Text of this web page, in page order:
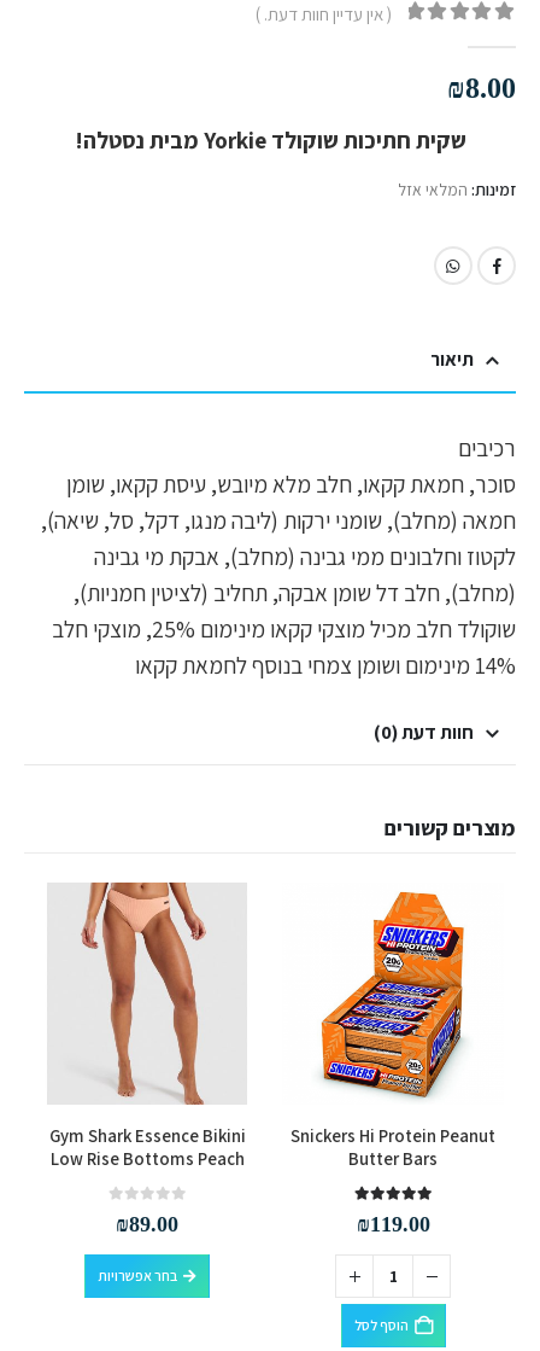
( אין עדיין חוות דעת. )
₪8.00
שקית חתיכות שוקולד Yorkie מבית נסטלה!
זמינות: המלאי אזל
תיאור
רכיבים
סוכר, חמאת קקאו, חלב מלא מיובש, עיסת קקאו, שומן
חמאה (מחלב), שומני ירקות (ליבה מנגו, דקל, סל, שיאה),
לקטוז וחלבונים ממי גבינה (מחלב), אבקת מי גבינה
(מחלב), חלב דל שומן אבקה, תחליב (לציטין חמניות),
שוקולד חלב מכיל מוצקי קקאו מינימום 25%, מוצקי חלב
14% מינימום ושומן צמחי בנוסף לחמאת קקאו
חוות דעת (0)
מוצרים קשורים
Snickers Hi Protein Peanut
Butter Bars
₪119.00
הוסף לסל
למוצר זה יש מספר סוגים. ניתן לבחור את האפשרויות בעמוד המוצר
Gym Shark Essence Bikini
Low Rise Bottoms Peach
₪89.00
בחר אפשרויות
למוצר זה יש מספר סוגים. ניתן לבחור את האפשרויות בעמוד המוצר